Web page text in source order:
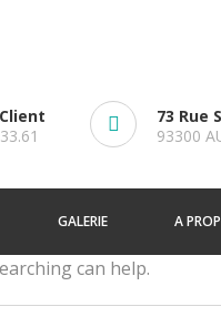
73 Rue
93300
GALERIE A
can help.